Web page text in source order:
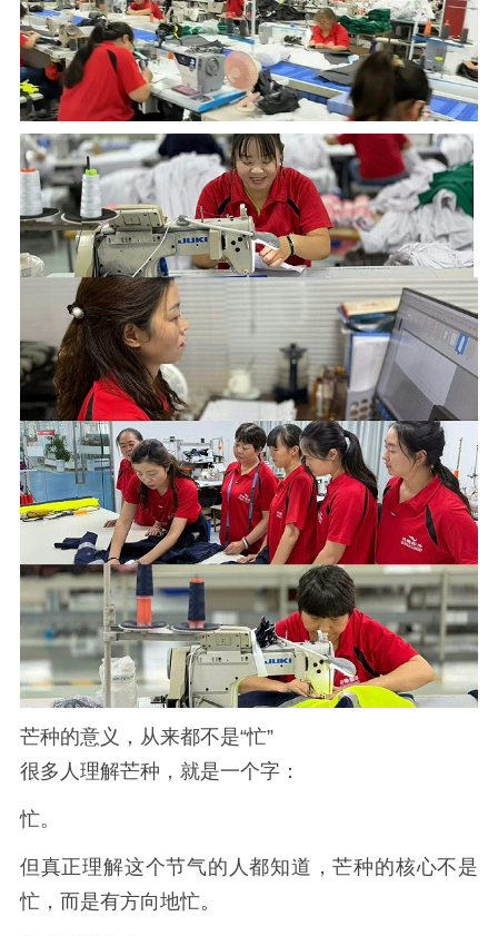
芒种的意义，从来都不是“忙”
很多人理解芒种，就是一个字：
忙。
但真正理解这个节气的人都知道，芒种的核心不是
忙，而是有方向地忙。